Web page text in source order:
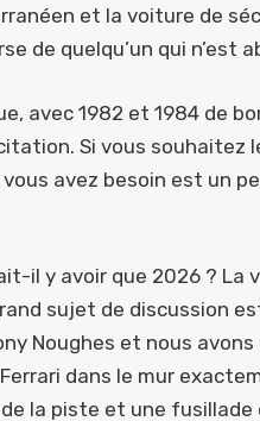
et la voiture de
de quelqu’un qui n’est
avec 1982 et 1984 de
Si vous
avez besoin est un
il y avoir que 2026 ? La
sujet de discussion
Noughes et nous
dans le mur
la piste et une fusillade